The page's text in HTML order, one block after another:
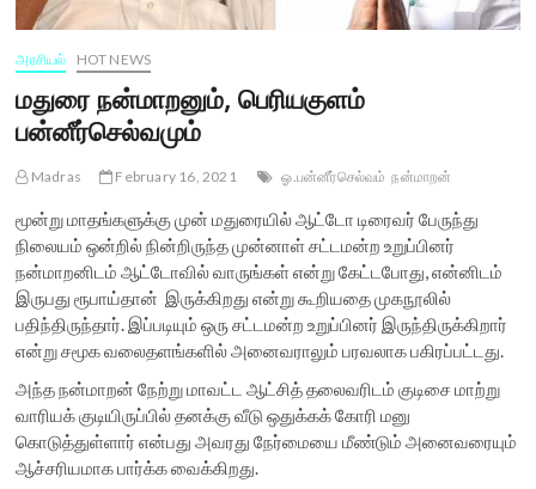
அரசியல் HOT NEWS
மதுரை நன்மாறனும், பெரியகுளம்
பன்னீர்செல்வமும்
Madras February 16, 2021 ஓ.பன்னீர்செல்வம் நன்மாறன்
மூன்று மாதங்களுக்கு முன் மதுரையில் ஆட்டோ டிரைவர் பேருந்து
நிலையம் ஒன்றில் நின்றிருந்த முன்னாள் சட்டமன்ற உறுப்பினர்
நன்மாறனிடம் ஆட்டோவில் வாருங்கள் என்று கேட்டபோது, என்னிடம்
இருபது ரூபாய்தான் இருக்கிறது என்று கூறியதை முகநூலில்
பதிந்திருந்தார். இப்படியும் ஒரு சட்டமன்ற உறுப்பினர் இருந்திருக்கிறார்
என்று சமூக வலைதளங்களில் அனைவராலும் பரவலாக பகிரப்பட்டது.
அந்த நன்மாறன் நேற்று மாவட்ட ஆட்சித் தலைவரிடம் குடிசை மாற்று
வாரியக் குடியிருப்பில் தனக்கு வீடு ஒதுக்கக் கோரி மனு
கொடுத்துள்ளார் என்பது அவரது நேர்மையை மீண்டும் அனைவரையும்
ஆச்சரியமாக பார்க்க வைக்கிறது.